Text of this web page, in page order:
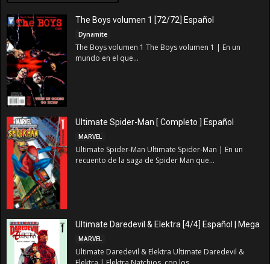
The Boys volumen 1 [72/72] Español
Dynamite
The Boys volumen 1 The Boys volumen 1 | En un
mundo en el que...
Ultimate Spider-Man [ Completo ] Español
MARVEL
Ultimate Spider-Man Ultimate Spider-Man | En un
recuento de la saga de Spider Man que...
Ultimate Daredevil & Elektra [4/4] Español | Mega
MARVEL
Ultimate Daredevil & Elektra Ultimate Daredevil &